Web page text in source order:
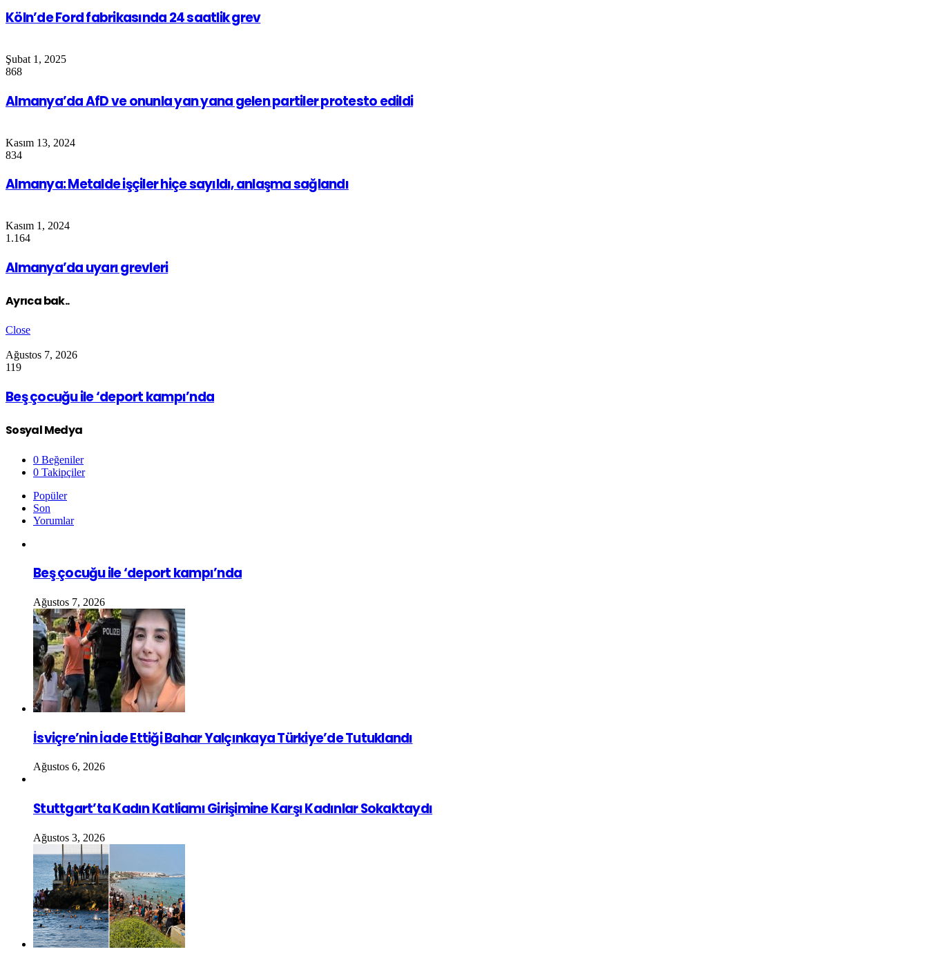
Köln’de Ford fabrikasında 24 saatlik grev
Şubat 1, 2025
868
Almanya’da AfD ve onunla yan yana gelen partiler protesto edildi
Kasım 13, 2024
834
Almanya: Metalde işçiler hiçe sayıldı, anlaşma sağlandı
Kasım 1, 2024
1.164
Almanya’da uyarı grevleri
Ayrıca bak..
Close
Ağustos 7, 2026
119
Beş çocuğu ile ‘deport kampı’nda
Sosyal Medya
0 Beğeniler
0 Takipçiler
Popüler
Son
Yorumlar
Beş çocuğu ile ‘deport kampı’nda
Ağustos 7, 2026
İsviçre’nin İade Ettiği Bahar Yalçınkaya Türkiye’de Tutuklandı
Ağustos 6, 2026
Stuttgart’ta Kadın Katliamı Girişimine Karşı Kadınlar Sokaktaydı
Ağustos 3, 2026